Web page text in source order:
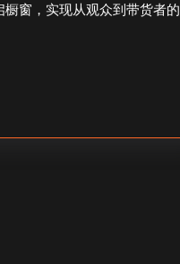
窗，实现从观众到带货者的